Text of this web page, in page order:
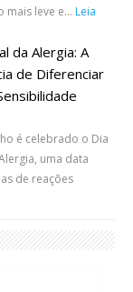
mais leve e... Leia
da Alergia: A
de Diferenciar
é celebrado o Dia
uma data
de reações